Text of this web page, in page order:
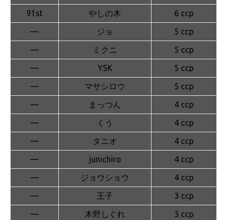
91st
やしの木
6 ccp
—
ジョ
5 ccp
—
ミクニ
5 ccp
—
YSK
5 ccp
—
マサシロウ
5 ccp
—
まっつん
4 ccp
—
くう
4 ccp
—
タニオ
4 ccp
—
junichiro
4 ccp
—
ジョウショウ
4 ccp
—
王子
3 ccp
—
木野しぐれ
3 ccp